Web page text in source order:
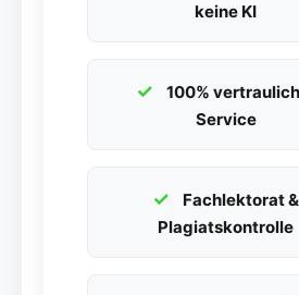
keine KI
100%
Service
Fachlektorat &
Plagiatskontrolle